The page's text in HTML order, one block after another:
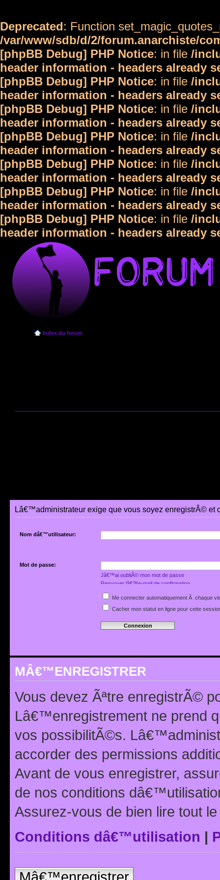
Deprecated: Function
/var/www/sdb/d/2/forum.anarchiste/
[phpBB Debug] PHP Notice: in file /
header information - headers already
[phpBB Debug] PHP Notice: in file /
header information - headers already
[phpBB Debug] PHP Notice: in file /
header information - headers already
[phpBB Debug] PHP Notice: in file /
header information - headers already
[phpBB Debug] PHP Notice: in file /
header information - headers already
[phpBB Debug] PHP Notice: in file /
header information - headers already
[phpBB Debug] PHP Notice: in file /
header information - headers already
Index du forum
Lâ€™administrateur exige que vous soyez enregistrÃ©
Nom dâ€™utilisateur:
Mot de passe:
Jâ€™ai oubliÃ© mon mot de passe
Renvoyer lâ€™e-mail de confirmation
Me connecter automatiquement Ã chaque
Cacher mon statut en ligne pour cette
MÂ€™ENREGISTRER
Vous devez Ãªtre enregistrÃ©
Lâ€™enregistrement ne prend
vos possibilitÃ©s.
accorder des permissions
Avant de vous enregistrer,
de nos conditions
Assurez-vous de bien lire tout
Conditions dâ€™utilisation |
Mâ€™enregistrer